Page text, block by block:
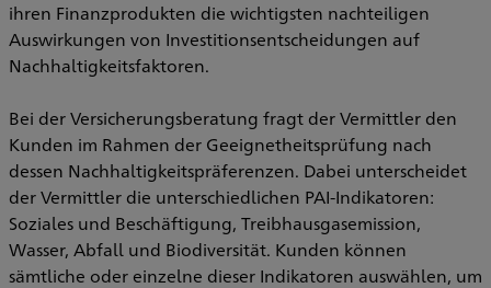
ihren Finanzprodukten die wichtigsten nachteiligen
Auswirkungen von Investitionsentscheidungen auf
Nachhaltigkeitsfaktoren.
Bei der Versicherungsberatung fragt der Vermittler den
Kunden im Rahmen der Geeignetheitsprüfung nach
dessen Nachhaltigkeitspräferenzen. Dabei unterscheidet
der Vermittler die unterschiedlichen PAI-Indikatoren:
Soziales und Beschäftigung, Treibhausgasemission,
Wasser, Abfall und Biodiversität. Kunden können
sämtliche oder einzelne dieser Indikatoren auswählen, um